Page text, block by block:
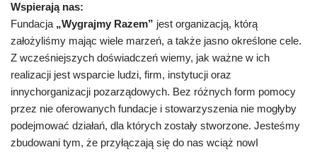
Wspierają nas:
Fundacja „Wygrajmy Razem” jest organizacją, którą
założyliśmy mając wiele marzeń, a także jasno określone cele.
Z wcześniejszych doświadczeń wiemy, jak ważne w ich
realizacji jest wsparcie ludzi, firm, instytucji oraz
innychorganizacji pozarządowych. Bez różnych form pomocy
przez nie oferowanych fundacje i stowarzyszenia nie mogłyby
podejmować działań, dla których zostały stworzone. Jesteśmy
zbudowani tym, że przyłączają się do nas wciąż nowI